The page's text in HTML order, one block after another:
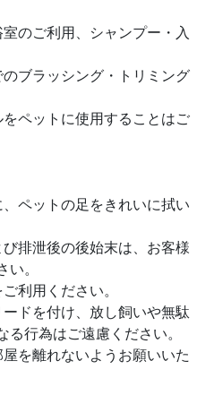
のご利用、シャンプー・入
ブラッシング・トリミング
ペットに使用することはご
ペットの足をきれいに拭い
排泄後の後始末は、お客様
。
利用ください。
ドを付け、放し飼いや無駄
行為はご遠慮ください。
を離れないようお願いいた